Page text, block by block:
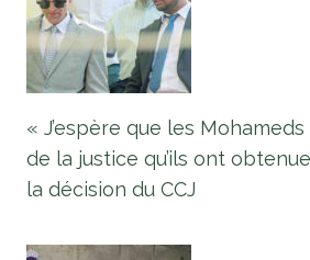
« J’espère que les
de la justice qu’ils ont
la décision du CCJ